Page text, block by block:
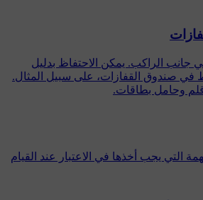
جانب الراكب. يمكن الاحتفاظ بدليل
في صندوق القفازات، على سبيل المثال.
وحامل بطاقات.
التي يجب أخذها في الاعتبار عند القيام